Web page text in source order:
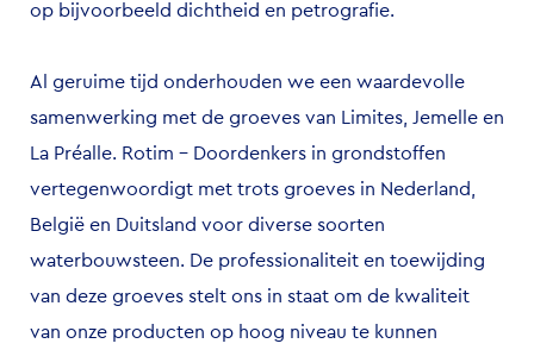
op bijvoorbeeld dichtheid en petrografie.
Al geruime tijd onderhouden we een waardevolle
samenwerking met de groeves van Limites, Jemelle en
La Préalle. Rotim – Doordenkers in grondstoffen
vertegenwoordigt met trots groeves in Nederland,
België en Duitsland voor diverse soorten
waterbouwsteen. De professionaliteit en toewijding
van deze groeves stelt ons in staat om de kwaliteit
van onze producten op hoog niveau te kunnen